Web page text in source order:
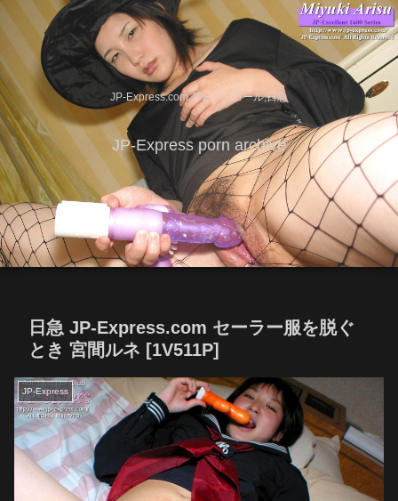
JP-Express.com,JPEアンコール,日急
JP-Express porn archive
日急 JP-Express.com セーラー服を脱ぐ
とき 宮間ルネ [1V511P]
JP-Express